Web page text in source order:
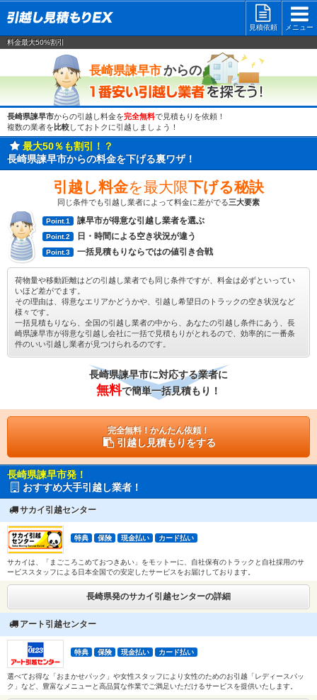
見積依頼
メニュー
料金最大50%割引
長崎県諫早市からの
長崎県諫早市からの引越し料金を完全無料で見積もりを依頼！
複数の業者を 比較しておトクに引越しましょう！
最大50％も割引！？
長崎県諫早市からの料金を下げる裏ワザ！
引越し料金を最大限下げる秘訣
同じ条件でも引越し業者によって料金に差がでる三大要素
Point.1 諫早市が得意な引越し業者を選ぶ
Point.2 日・時間による空き状況が違う
Point.3 一括見積もりならではの値引き合戦
荷物量や移動距離はどの引越し業者でも同じ条件ですが、料金は必ずといってい
いほど差がでます。
その理由は、得意なエリアかどうかや、引越し希望日のトラックの空き状況など
様々です。
一括見積もりなら、全国の引越し業者の中から、あなたの引越し条件にあう、長
崎県諫早市が得意な引越し会社に一括で見積もりがとれるので、効率的に一番条
件のいい引越し業者が見つけられるのです。
長崎県諫早市に対応する業者に
無料で簡単一括見積もり！
完全無料！かんたん依頼！
引越し見積もりをする
長崎県諫早市発！
おすすめ大手引越し業者！
サカイ引越センター
特典 保険 現金払い カード払い
サカイは、「まごころこめておつきあい」をモットーに、自社保有のトラックと自社採用のサ
ービススタッフによる日本全国での安定したサービスをお届けしております。
長崎県発のサカイ引越センターの詳細
アート引越センター
特典 保険 現金払い カード払い
選べてお得な「おまかせパック」や女性スタッフにより女性のためのお引越「レディースパッ
ク」など、豊富なメニューと高品質な作業でご満足いただけるサービスを提供いたします。